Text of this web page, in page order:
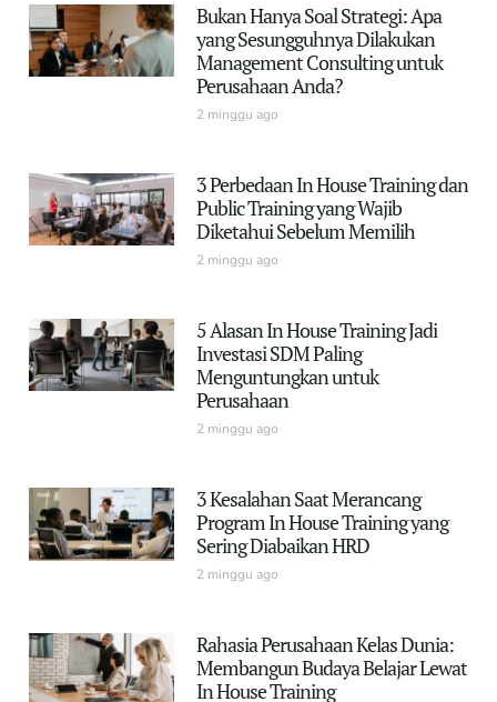
Bukan Hanya Soal Strategi: Apa
yang Sesungguhnya Dilakukan
Management Consulting untuk
Perusahaan Anda?
2 minggu ago
3 Perbedaan In House Training dan
Public Training yang Wajib
Diketahui Sebelum Memilih
2 minggu ago
5 Alasan In House Training Jadi
Investasi SDM Paling
Menguntungkan untuk
Perusahaan
2 minggu ago
3 Kesalahan Saat Merancang
Program In House Training yang
Sering Diabaikan HRD
2 minggu ago
Rahasia Perusahaan Kelas Dunia:
Membangun Budaya Belajar Lewat
In House Training